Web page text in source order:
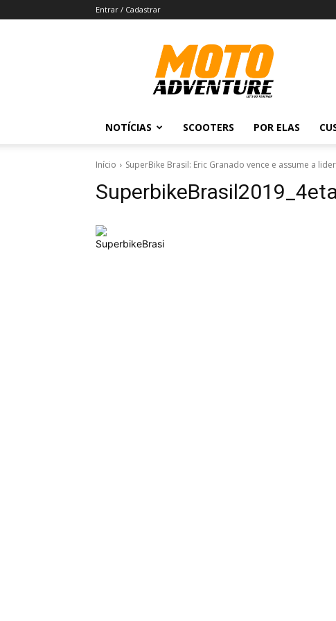
Entrar / Cadastrar
Revista
Moto
Adventure
NOTÍCIAS SCOOTERS POR ELAS
Início SuperBike Brasil: Eric Granado vence e assume a